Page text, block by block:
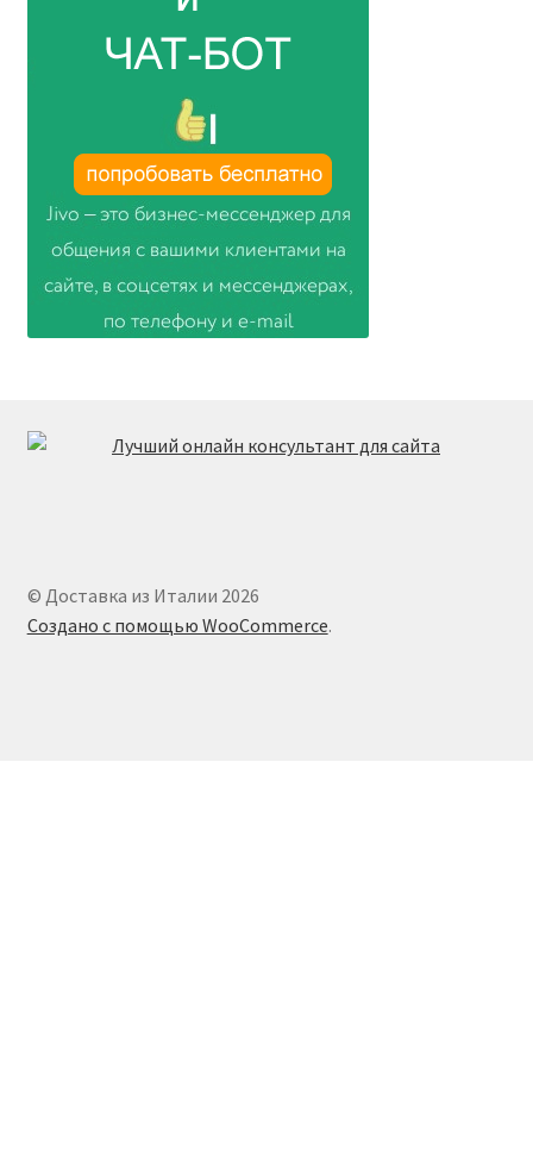
© Доставка из Италии 2026
Создано с помощью WooCommerce.